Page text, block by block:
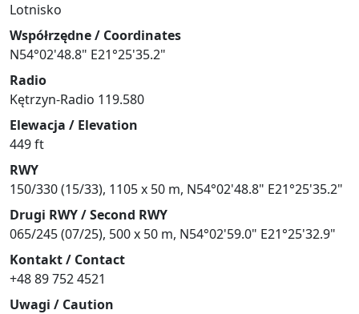
Lotnisko
Współrzędne / Coordinates
N54°02'48.8" E21°25'35.2"
Radio
Kętrzyn-Radio 119.580
Elewacja / Elevation
449 ft
RWY
150/330 (15/33), 1105 x 50 m, N54°02'48.8" E21°25'35.2"
Drugi RWY / Second RWY
065/245 (07/25), 500 x 50 m, N54°02'59.0" E21°25'32.9"
Kontakt / Contact
+48 89 752 4521
Uwagi / Caution